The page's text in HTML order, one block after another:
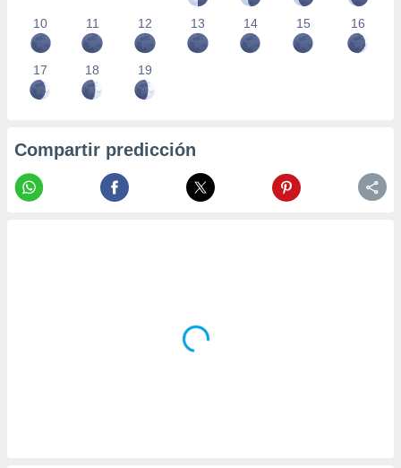
10 11 12 13 14 15 16
17 18 19
Compartir predicción